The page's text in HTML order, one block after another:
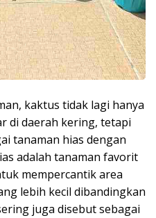
kaktus tidak lagi hanya
di daerah kering, tetapi
tanaman hias dengan
adalah tanaman favorit
mempercantik area
lebih kecil dibandingkan
juga disebut sebagai